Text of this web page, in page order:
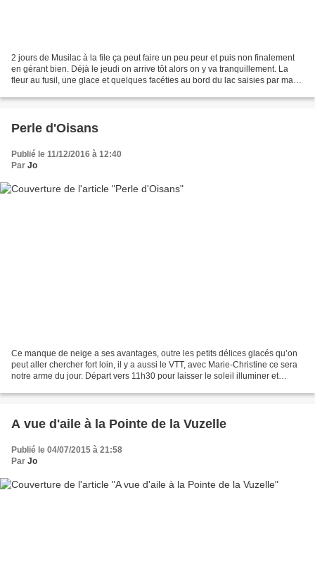
2 jours de Musilac à la file ça peut faire un peu peur et puis non finalement
en gérant bien. Déjà le jeudi on arrive tôt alors on y va tranquillement. La
fleur au fusil, une glace et quelques facéties au bord du lac saisies par ma
Perle d'Oisans
Publié le 11/12/2016 à 12:40
Par Jo
Ce manque de neige a ses avantages, outre les petits délices glacés qu’on
peut aller chercher fort loin, il y a aussi le VTT, avec Marie-Christine ce sera
notre arme du jour. Départ vers 11h30 pour laisser le soleil illuminer et
A vue d'aile à la Pointe de la Vuzelle
Publié le 04/07/2015 à 21:58
Par Jo